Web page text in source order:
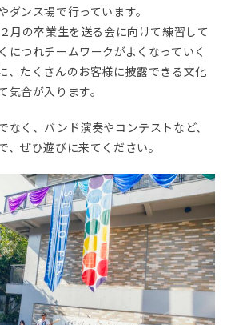
ダンス場で行っています。
月の卒業生を送る会に向けて練習して
につれチームワークがよくなっていく
、たくさんのお客様に披露できる文化
気合が入ります。
なく、バンド演奏やコンテストなど、
、ぜひ遊びに来てください。